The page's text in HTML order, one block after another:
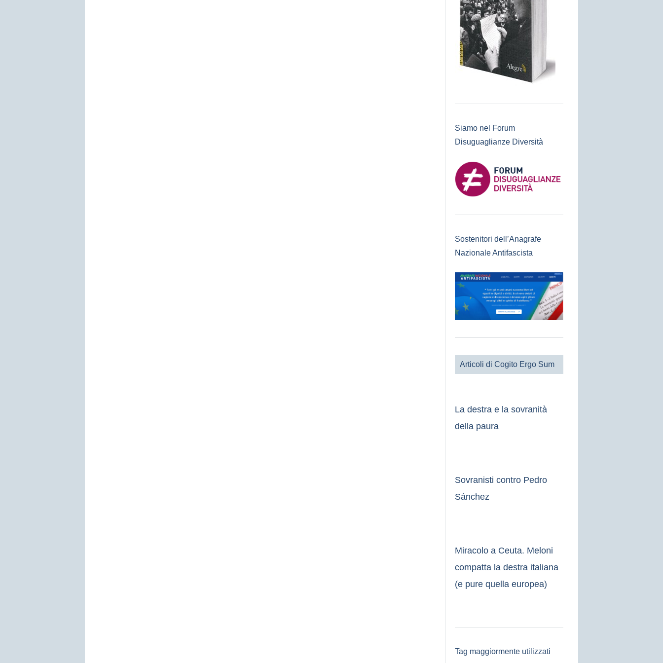
Siamo nel Forum
Disuguaglianze Diversità
Sostenitori dell’Anagrafe
Nazionale Antifascista
Articoli di Cogito Ergo Sum
La destra e la sovranità
della paura
Sovranisti contro Pedro
Sánchez
Miracolo a Ceuta. Meloni
compatta la destra italiana
(e pure quella europea)
Tag maggiormente utilizzati